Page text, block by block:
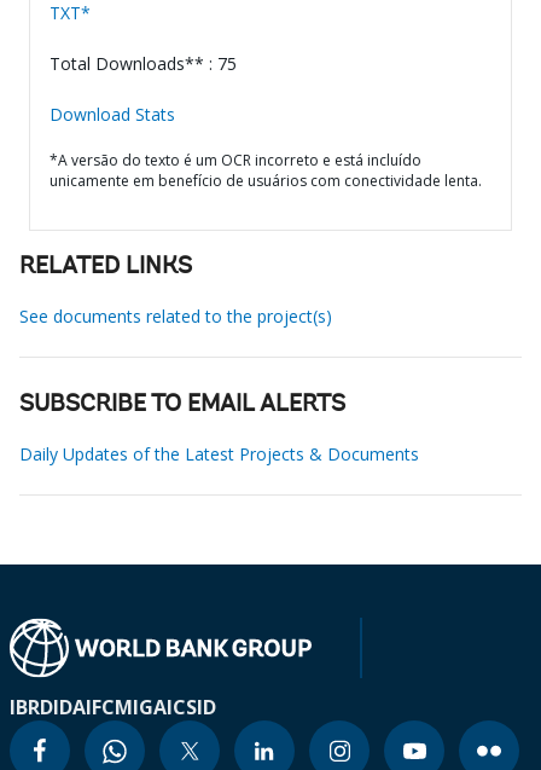
TXT*
Total Downloads** : 75
Download Stats
*A versão do texto é um OCR incorreto e está incluído
unicamente em benefício de usuários com conectividade lenta.
RELATED LINKS
See documents related to the project(s)
SUBSCRIBE TO EMAIL ALERTS
Daily Updates of the Latest Projects & Documents
IBRDIDAIFCMIGAICSID